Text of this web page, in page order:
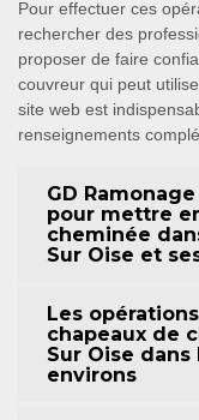
Pour effectuer ces
rechercher des
proposer de faire
couvreur qui peut
site web est
renseignements
GD
pour mettre
cheminée
Sur Oise et
Les
chapeaux de
Sur Oise dans
environs